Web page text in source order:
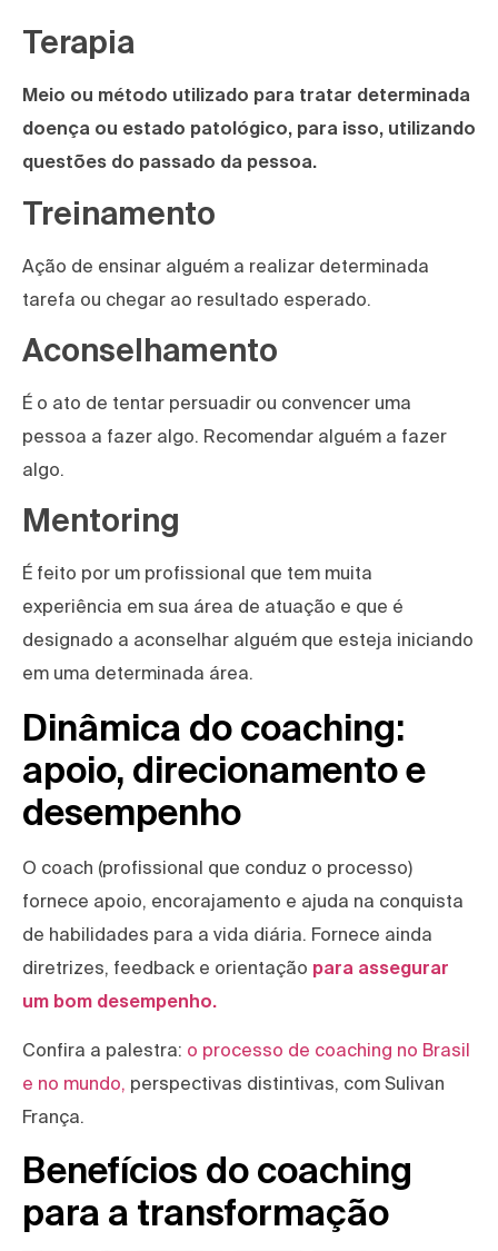
Terapia
Meio ou método utilizado para tratar determinada
doença ou estado patológico, para isso, utilizando
questões do passado da pessoa.
Treinamento
Ação de ensinar alguém a realizar determinada
tarefa ou chegar ao resultado esperado.
Aconselhamento
É o ato de tentar persuadir ou convencer uma
pessoa a fazer algo. Recomendar alguém a fazer
algo.
Mentoring
É feito por um profissional que tem muita
experiência em sua área de atuação e que é
designado a aconselhar alguém que esteja iniciando
em uma determinada área.
Dinâmica do coaching:
apoio, direcionamento e
desempenho
O coach (profissional que conduz o processo)
fornece apoio, encorajamento e ajuda na conquista
de habilidades para a vida diária. Fornece ainda
diretrizes, feedback e orientação para assegurar
um bom desempenho.
Confira a palestra: o processo de coaching no Brasil
e no mundo, perspectivas distintivas, com Sulivan
França.
Benefícios do coaching
para a transformação